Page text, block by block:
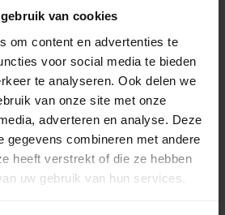
van cookies
om content en advertenties te
voor social media te bieden
te analyseren. Ook delen we
van onze site met onze
adverteren en analyse. Deze
gegevens combineren met andere
heeft verstrekt of die ze hebben
uw gebruik van hun services.
Barrel Atelier Whisky
Stavechair 'MALT
DELUXE'